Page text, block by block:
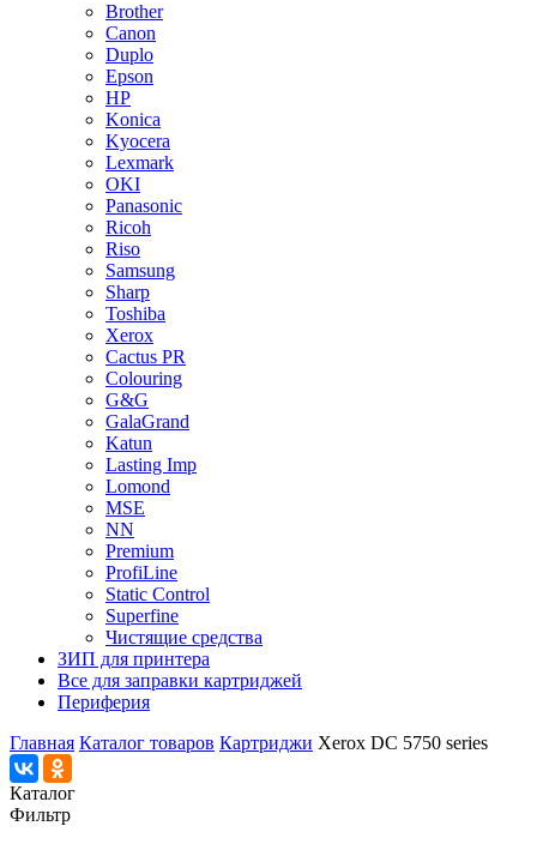
Brother
Canon
Duplo
Epson
HP
Konica
Kyocera
Lexmark
OKI
Panasonic
Ricoh
Riso
Samsung
Sharp
Toshiba
Xerox
Cactus PR
Colouring
G&G
GalaGrand
Katun
Lasting Imp
Lomond
MSE
NN
Premium
ProfiLine
Static Control
Superfine
Чистящие средства
ЗИП для принтера
Все для заправки картриджей
Периферия
Главная Каталог товаров Картриджи Xerox DC 5750 series
Каталог
Фильтр